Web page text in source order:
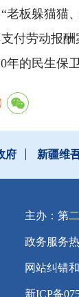
老板躲猫猫
付劳动报
年的民生保
府 新疆维
主办：第
政务服务
网站纠错
新ICP备